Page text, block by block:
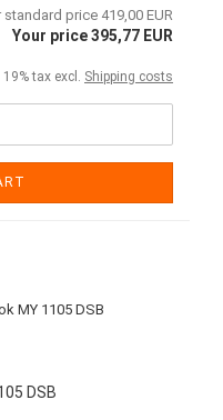
standard price 419,00 EUR
Your price 395,77 EUR
19% tax excl. Shipping costs
DSB